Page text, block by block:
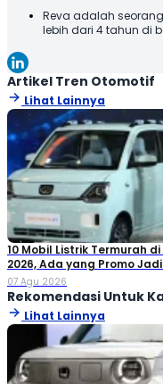
Reva adalah
lebih dari 4 tahun di
informatif, menarik,
Artikel Tren Otomotif
Lihat Lainnya
10 Mobil Listrik Termurah di
2026, Ada yang Promo Jadi
Jutaan!
07 Agu 2026
Rekomendasi Untuk
Lihat Lainnya